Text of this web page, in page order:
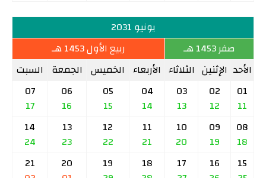
يونيو 2031
صفر 1453 هـ
ربيع الأول 1453 هـ
الأحد الإثنين الثلاثاء الأربعاء الخميس الجمعة السبت
01
11
02
12
03
13
04
14
05
15
06
16
07
17
08
18
09
19
10
20
11
21
12
22
13
23
14
24
15
16
17
18
19
20
21